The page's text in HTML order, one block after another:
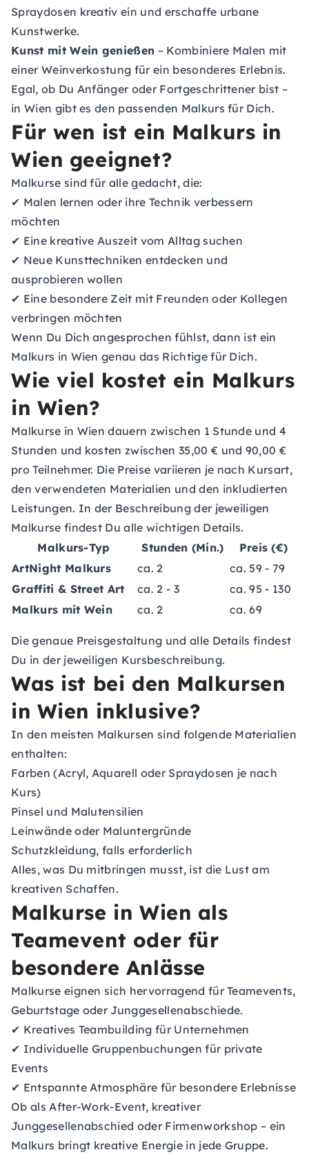
Spraydosen kreativ ein und erschaffe urbane
Kunstwerke.
Kunst mit Wein genießen – Kombiniere Malen mit
einer Weinverkostung für ein besonderes Erlebnis.
Egal, ob Du Anfänger oder Fortgeschrittener bist –
in Wien gibt es den passenden Malkurs für Dich.
Für wen ist ein Malkurs in
Wien geeignet?
Malkurse sind für alle gedacht, die:
✔ Malen lernen oder ihre Technik verbessern
möchten
✔ Eine kreative Auszeit vom Alltag suchen
✔ Neue Kunsttechniken entdecken und
ausprobieren wollen
✔ Eine besondere Zeit mit Freunden oder Kollegen
verbringen möchten
Wenn Du Dich angesprochen fühlst, dann ist ein
Malkurs in Wien genau das Richtige für Dich.
Wie viel kostet ein Malkurs
in Wien?
Malkurse in Wien dauern zwischen 1 Stunde und 4
Stunden und kosten zwischen 35,00 € und 90,00 €
pro Teilnehmer. Die Preise variieren je nach Kursart,
den verwendeten Materialien und den inkludierten
Leistungen. In der Beschreibung der jeweiligen
Malkurse findest Du alle wichtigen Details.
Malkurs-Typ
Stunden (Min.)
Preis (€)
ArtNight Malkurs
ca. 2
ca. 59 - 79
Graffiti & Street Art
ca. 2 - 3
ca. 95 - 130
Malkurs mit Wein
ca. 2 ca. 69
Die genaue Preisgestaltung und alle Details findest
Du in der jeweiligen Kursbeschreibung.
Was ist bei den Malkursen
in Wien inklusive?
In den meisten Malkursen sind folgende Materialien
enthalten:
Farben (Acryl, Aquarell oder Spraydosen je nach
Kurs)
Pinsel und Malutensilien
Leinwände oder Maluntergründe
Schutzkleidung, falls erforderlich
Alles, was Du mitbringen musst, ist die Lust am
kreativen Schaffen.
Malkurse in Wien als
Teamevent oder für
besondere Anlässe
Malkurse eignen sich hervorragend für Teamevents,
Geburtstage oder Junggesellenabschiede.
✔ Kreatives Teambuilding für Unternehmen
✔ Individuelle Gruppenbuchungen für private
Events
✔ Entspannte Atmosphäre für besondere Erlebnisse
Ob als After-Work-Event, kreativer
Junggesellenabschied oder Firmenworkshop – ein
Malkurs bringt kreative Energie in jede Gruppe.